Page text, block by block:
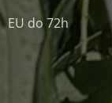
EU do 72h